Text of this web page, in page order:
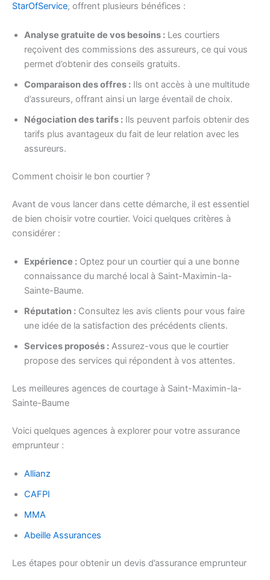
StarOfService, offrent plusieurs bénéfices :
Analyse gratuite de vos besoins : Les courtiers
reçoivent des commissions des assureurs, ce qui vous
permet d’obtenir des conseils gratuits.
Comparaison des offres : Ils ont accès à une multitude
d’assureurs, offrant ainsi un large éventail de choix.
Négociation des tarifs : Ils peuvent parfois obtenir des
tarifs plus avantageux du fait de leur relation avec les
assureurs.
Comment choisir le bon courtier ?
Avant de vous lancer dans cette démarche, il est essentiel
de bien choisir votre courtier. Voici quelques critères à
considérer :
Expérience : Optez pour un courtier qui a une bonne
connaissance du marché local à Saint-Maximin-la-
Sainte-Baume.
Réputation : Consultez les avis clients pour vous faire
une idée de la satisfaction des précédents clients.
Services proposés : Assurez-vous que le courtier
propose des services qui répondent à vos attentes.
Les meilleures agences de courtage à Saint-Maximin-la-
Sainte-Baume
Voici quelques agences à explorer pour votre assurance
emprunteur :
Allianz
CAFPI
MMA
Abeille Assurances
Les étapes pour obtenir un devis d’assurance emprunteur